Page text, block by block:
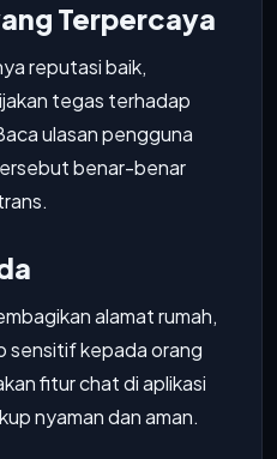
Terpercaya
reputasi baik,
tegas terhadap
ulasan pengguna
benar-benar
alamat rumah,
sensitif kepada orang
fitur chat di aplikasi
nyaman dan aman.